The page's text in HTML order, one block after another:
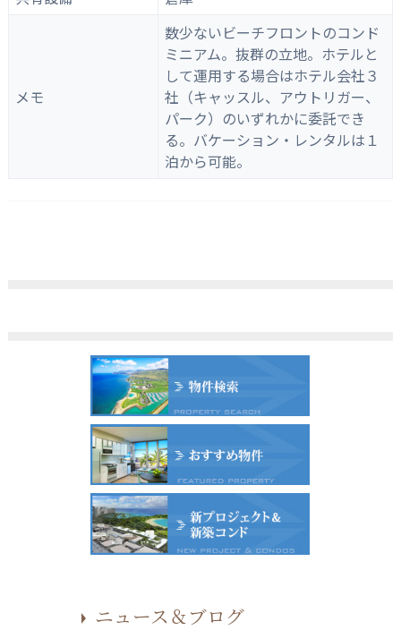
メモ
数少ないビーチフロントのコンド
ミニアム。抜群の立地。ホテルと
して運用する場合はホテル会社３
社（キャッスル、アウトリガー、
パーク）のいずれかに委託でき
る。バケーション・レンタルは１
泊から可能。
ニュース＆ブログ